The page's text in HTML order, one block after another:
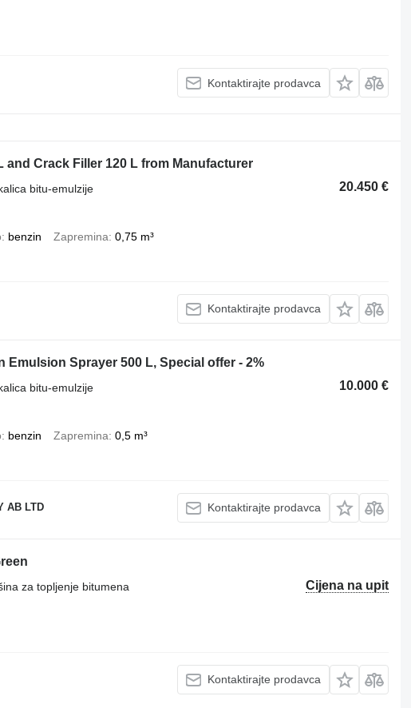
Kontaktirajte prodavca
and Crack Filler 120 L from Manufacturer
20.450 €
bitu-emulzije
benzin Zapremina 0,75 m³
Kontaktirajte prodavca
Emulsion Sprayer 500 L, Special offer - 2%
10.000 €
bitu-emulzije
benzin Zapremina 0,5 m³
AB LTD Kontaktirajte prodavca
Cijena na upit
za topljenje bitumena
Kontaktirajte prodavca